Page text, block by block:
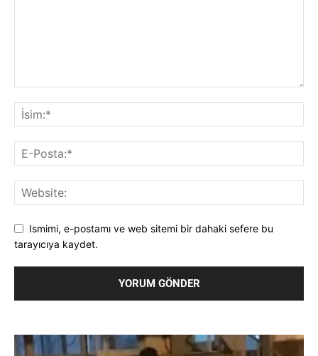
Ismimi, e-postamı ve web sitemi bir dahaki sefere bu
tarayıcıya kaydet.